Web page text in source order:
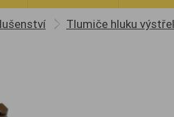
Tlumiče hluku